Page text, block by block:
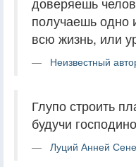
получаешь одно
всю жизнь, или
Неизвестный
Глупо строить
будучи
Луций Анней